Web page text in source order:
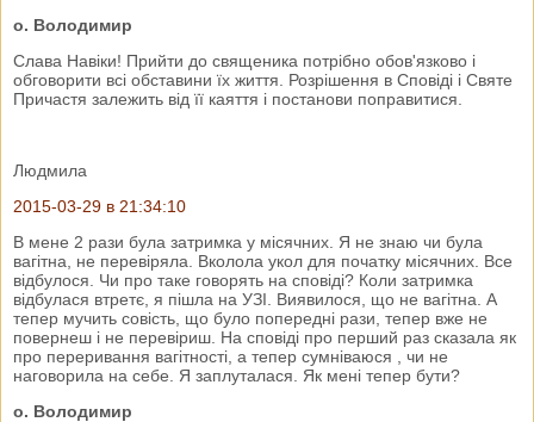
о. Володимир
Слава Навіки! Прийти до священика потрібно обов'язково і
обговорити всі обставини їх життя. Розрішення в Сповіді і Святе
Причастя залежить від її каяття і постанови поправитися.
Людмила
2015-03-29 в 21:34:10
В мене 2 рази була затримка у місячних. Я не знаю чи була
вагітна, не перевіряла. Вколола укол для початку місячних. Все
відбулося. Чи про таке говорять на сповіді? Коли затримка
відбулася втретє, я пішла на УЗІ. Виявилося, що не вагітна. А
тепер мучить совість, що було попередні рази, тепер вже не
повернеш і не перевіриш. На сповіді про перший раз сказала як
про переривання вагітності, а тепер сумніваюся , чи не
наговорила на себе. Я заплуталася. Як мені тепер бути?
о. Володимир